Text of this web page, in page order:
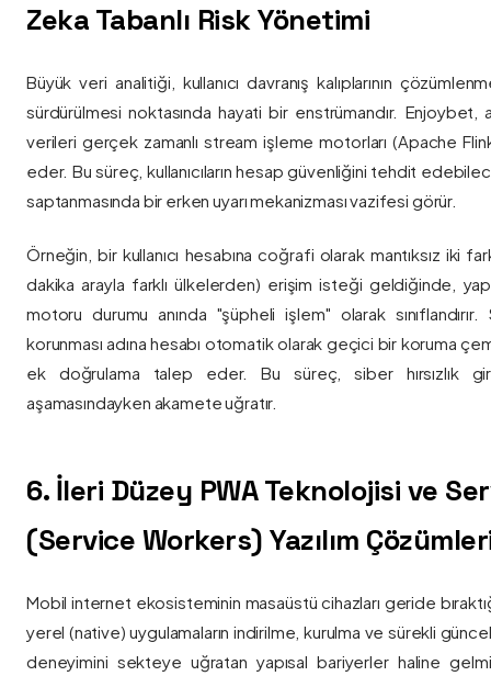
Zeka Tabanlı Risk Yönetimi
Büyük veri analitiği, kullanıcı davranış kalıplarının
sürdürülmesi noktasında hayati bir enstrümandır. Enjoybet,
verileri gerçek zamanlı stream işleme motorları (Apache Flink
eder. Bu süreç, kullanıcıların hesap güvenliğini tehdit
saptanmasında bir erken uyarı mekanizması vazifesi görür.
Örneğin, bir kullanıcı hesabına coğrafi olarak mantıksız iki
dakika arayla farklı ülkelerden) erişim isteği geldiğinde,
motoru durumu anında "şüpheli işlem" olarak sınıflandırır.
korunması adına hesabı otomatik olarak geçici bir koruma
ek doğrulama talep eder. Bu süreç, siber hırsızlık
aşamasındayken akamete uğratır.
6. İleri Düzey PWA Teknolojisi ve
(Service Workers) Yazılım
Mobil internet ekosisteminin masaüstü cihazları geride
yerel (native) uygulamaların indirilme, kurulma ve sürekli
deneyimini sekteye uğratan yapısal bariyerler haline